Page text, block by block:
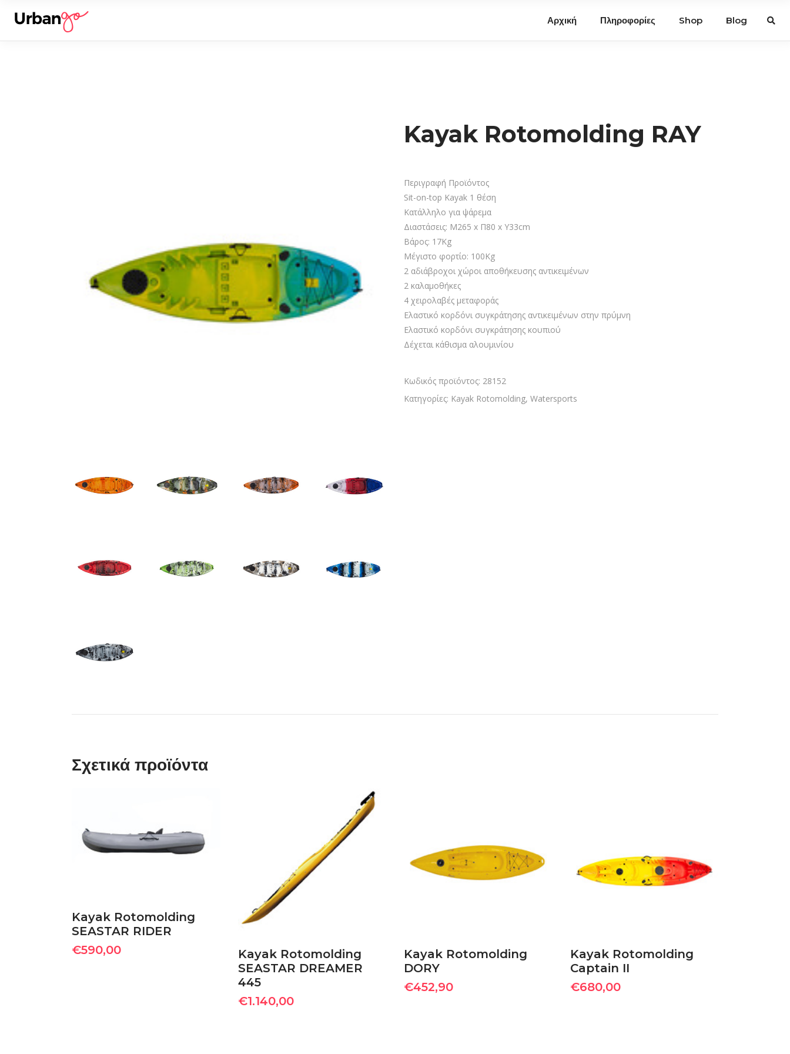
Αρχική Πληροφορίες Shop Blog
Kayak Rotomolding RAY
Περιγραφή Προϊόντος
Sit-on-top Kayak 1 θέση
Κατάλληλο για ψάρεμα
Διαστάσεις: Μ265 x Π80 x Y33cm
Βάρος: 17Kg
Μέγιστο φορτίο: 100Kg
2 αδιάβροχοι χώροι αποθήκευσης αντικειμένων
2 καλαμοθήκες
4 χειρολαβές μεταφοράς
Ελαστικό κορδόνι συγκράτησης αντικειμένων στην πρύμνη
Ελαστικό κορδόνι συγκράτησης κουπιού
Δέχεται κάθισμα αλουμινίου
Κωδικός προϊόντος: 28152
Κατηγορίες: Kayak Rotomolding, Watersports
Σχετικά προϊόντα
ΠΡΟΣΘΉΚΗ ΣΤΟ
ΚΑΛΆΘΙ
Kayak Rotomolding
SEASTAR RIDER
€590,00
ΠΡΟΣΘΉΚΗ ΣΤΟ
ΚΑΛΆΘΙ
Kayak Rotomolding
SEASTAR DREAMER
445
€1.140,00
ΠΡΟΣΘΉΚΗ ΣΤΟ
ΚΑΛΆΘΙ
Kayak Rotomolding
DORY
€452,90
ΠΡΟΣΘΉΚΗ ΣΤΟ
ΚΑΛΆΘΙ
Kayak Rotomolding
Captain II
€680,00